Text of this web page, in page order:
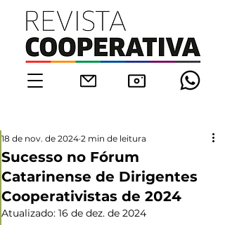
Sucesso no Fórum
Catarinense de Dirigentes
Cooperativistas de 2024
18 de nov. de 2024 2 min de leitura
Atualizado: 16 de dez. de 2024